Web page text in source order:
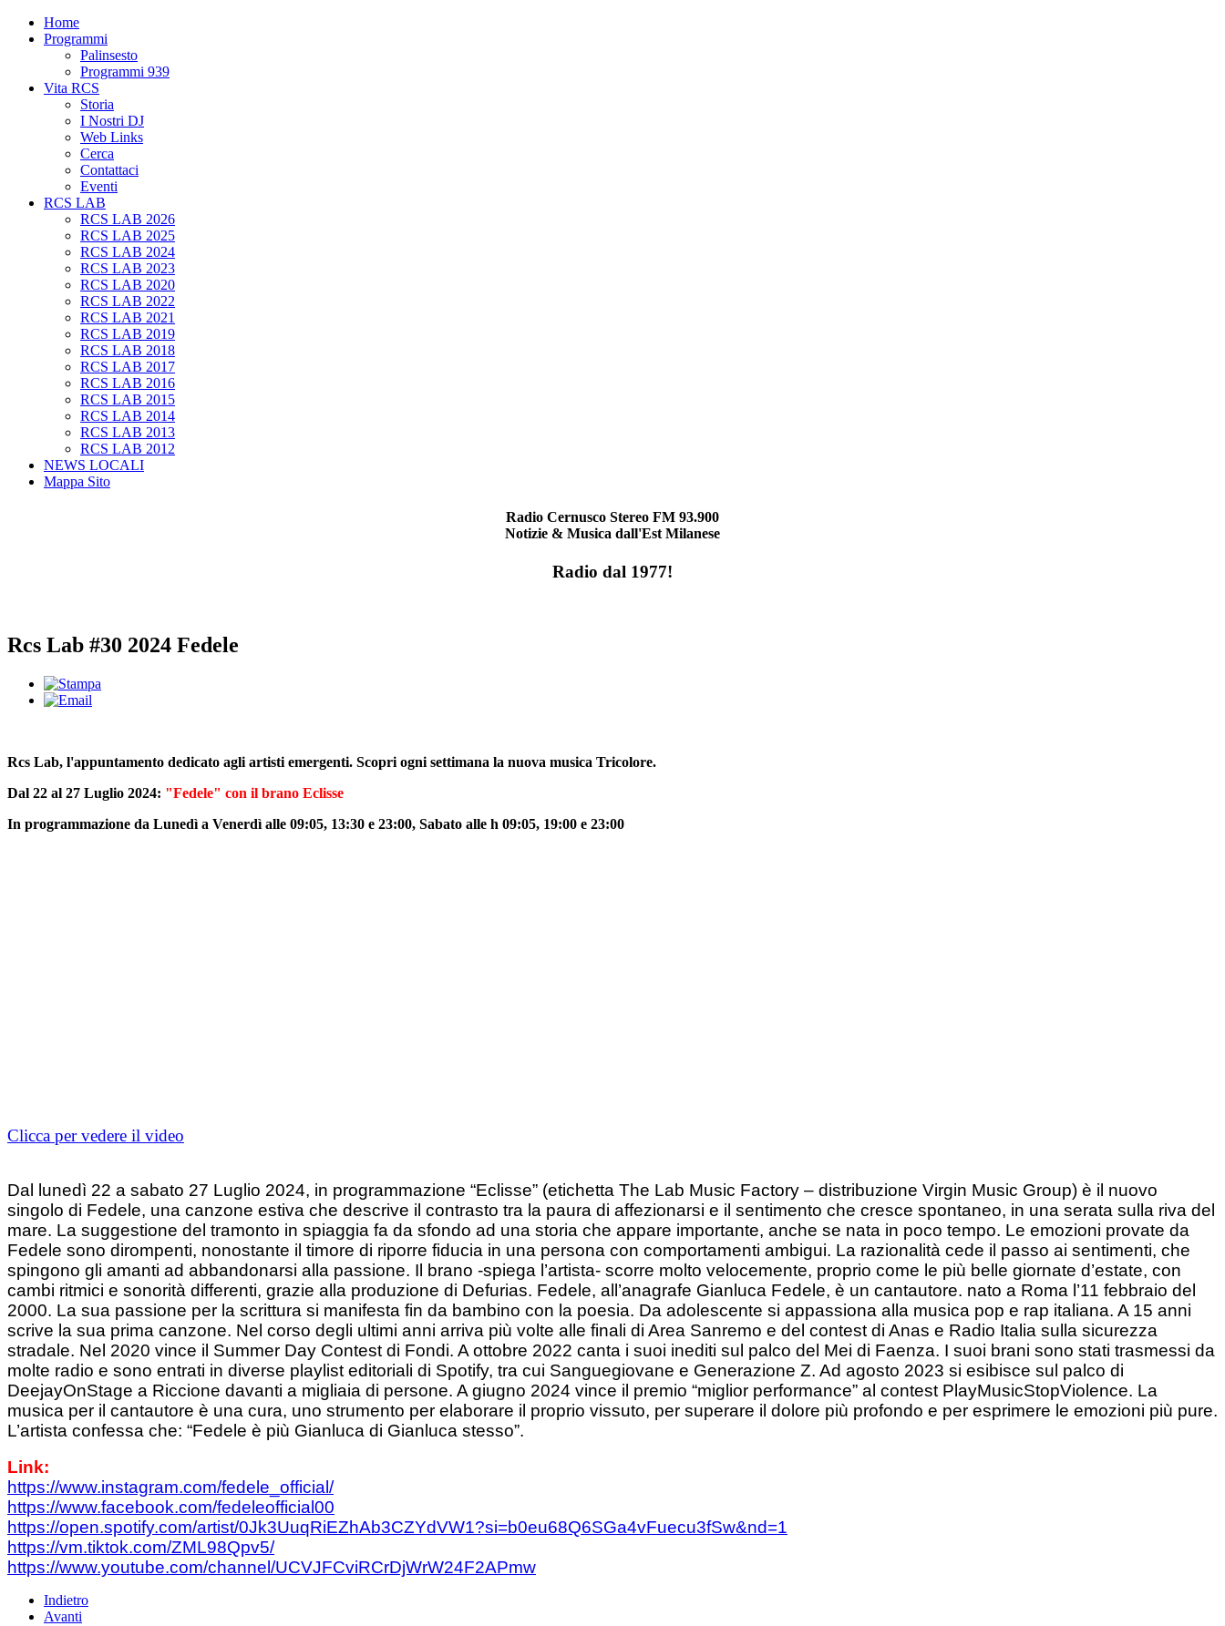
Home
Programmi
Palinsesto
Programmi 939
Vita RCS
Storia
I Nostri DJ
Web Links
Cerca
Contattaci
Eventi
RCS LAB
RCS LAB 2026
RCS LAB 2025
RCS LAB 2024
RCS LAB 2023
RCS LAB 2020
RCS LAB 2022
RCS LAB 2021
RCS LAB 2019
RCS LAB 2018
RCS LAB 2017
RCS LAB 2016
RCS LAB 2015
RCS LAB 2014
RCS LAB 2013
RCS LAB 2012
NEWS LOCALI
Mappa Sito
Radio Cernusco Stereo FM 93.900
Notizie & Musica dall'Est Milanese
Radio dal 1977!
Rcs Lab #30 2024 Fedele
Rcs Lab, l'appuntamento dedicato agli artisti emergenti. Scopri ogni settimana la nuova musica Tricolore.
Dal 22 al 27 Luglio 2024: "Fedele" con il brano Eclisse
In programmazione da Lunedì a Venerdì alle 09:05, 13:30 e 23:00, Sabato alle h 09:05, 19:00 e 23:00
Clicca per vedere il video
Dal lunedì 22 a sabato 27 Luglio 2024, in programmazione “Eclisse” (etichetta The Lab Music Factory – distribuzione Virgin Music Group) è il nuovo
singolo di Fedele, una canzone estiva che descrive il contrasto tra la paura di affezionarsi e il sentimento che cresce spontaneo, in una serata sulla riva del
mare. La suggestione del tramonto in spiaggia fa da sfondo ad una storia che appare importante, anche se nata in poco tempo. Le emozioni provate da
Fedele sono dirompenti, nonostante il timore di riporre fiducia in una persona con comportamenti ambigui. La razionalità cede il passo ai sentimenti, che
spingono gli amanti ad abbandonarsi alla passione. Il brano -spiega l’artista- scorre molto velocemente, proprio come le più belle giornate d’estate, con
cambi ritmici e sonorità differenti, grazie alla produzione di Defurias. Fedele, all’anagrafe Gianluca Fedele, è un cantautore. nato a Roma l’11 febbraio del
2000. La sua passione per la scrittura si manifesta fin da bambino con la poesia. Da adolescente si appassiona alla musica pop e rap italiana. A 15 anni
scrive la sua prima canzone. Nel corso degli ultimi anni arriva più volte alle finali di Area Sanremo e del contest di Anas e Radio Italia sulla sicurezza
stradale. Nel 2020 vince il Summer Day Contest di Fondi. A ottobre 2022 canta i suoi inediti sul palco del Mei di Faenza. I suoi brani sono stati trasmessi da
molte radio e sono entrati in diverse playlist editoriali di Spotify, tra cui Sanguegiovane e Generazione Z. Ad agosto 2023 si esibisce sul palco di
DeejayOnStage a Riccione davanti a migliaia di persone. A giugno 2024 vince il premio “miglior performance” al contest PlayMusicStopViolence. La
musica per il cantautore è una cura, uno strumento per elaborare il proprio vissuto, per superare il dolore più profondo e per esprimere le emozioni più pure.
L’artista confessa che: “Fedele è più Gianluca di Gianluca stesso”.
Link:
https://www.instagram.com/fedele_official/
https://www.facebook.com/fedeleofficial00
https://open.spotify.com/artist/0Jk3UuqRiEZhAb3CZYdVW1?si=b0eu68Q6SGa4vFuecu3fSw&nd=1
https://vm.tiktok.com/ZML98Qpv5/
https://www.youtube.com/channel/UCVJFCviRCrDjWrW24F2APmw
Indietro
Avanti